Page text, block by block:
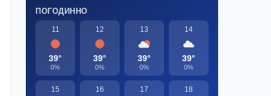
ПОГОДИННО
11
39°
0%
12
39°
0%
13
39°
0%
14
39°
0%
15 16 17 18